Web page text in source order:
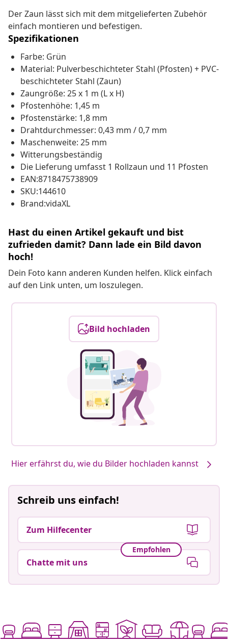
Der Zaun lässt sich mit dem mitgelieferten Zubehör
einfach montieren und befestigen.
Spezifikationen
Farbe: Grün
Material: Pulverbeschichteter Stahl (Pfosten) + PVC-
beschichteter Stahl (Zaun)
Zaungröße: 25 x 1 m (L x H)
Pfostenhöhe: 1,45 m
Pfostenstärke: 1,8 mm
Drahtdurchmesser: 0,43 mm / 0,7 mm
Maschenweite: 25 mm
Witterungsbeständig
Die Lieferung umfasst 1 Rollzaun und 11 Pfosten
EAN:8718475738909
SKU:144610
Brand:vidaXL
Hast du einen Artikel gekauft und bist
zufrieden damit? Dann lade ein Bild davon
hoch!
Dein Foto kann anderen Kunden helfen. Klick einfach
auf den Link unten, um loszulegen.
Bild hochladen
Hier erfährst du, wie du Bilder hochladen kannst
Schreib uns einfach!
Zum Hilfecenter
Empfohlen
Chatte mit uns